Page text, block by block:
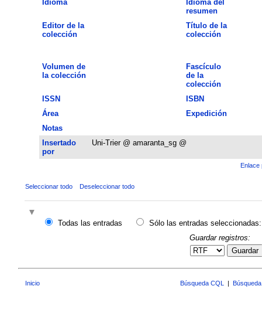
Idioma
Idioma del
resumen
Editor de la
colección
Título de la
colección
Volumen de
la colección
Fascículo
de la
colección
ISSN
ISBN
Área
Expedición
Notas
Insertado
por
Uni-Trier @ amaranta_sg @
Enlace
Seleccionar todo Deseleccionar todo
Todas las entradas
Sólo las entradas seleccionadas:
Guardar registros:
Guardar
Inicio Búsqueda CQL